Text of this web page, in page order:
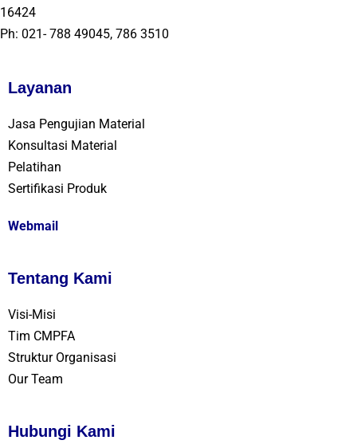
16424
Ph: 021- 788 49045, 786 3510
Layanan
Jasa Pengujian Material
Konsultasi Material
Pelatihan
Sertifikasi Produk
Webmail
Tentang Kami
Visi-Misi
Tim CMPFA
Struktur Organisasi
Our Team
Hubungi Kami